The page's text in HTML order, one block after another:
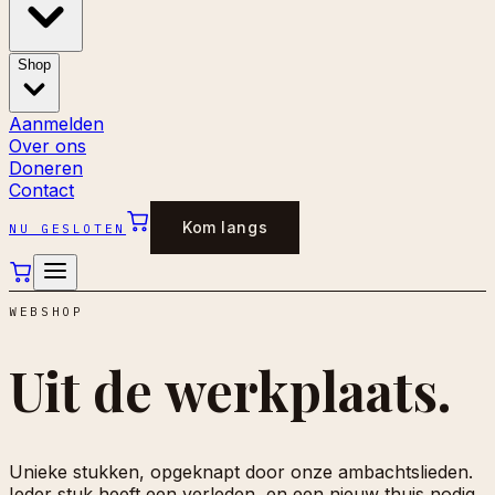
Shop
Aanmelden
Over ons
Doneren
Contact
NU GESLOTEN Kom langs
WEBSHOP
Uit de werkplaats.
Unieke stukken, opgeknapt door onze ambachtslieden.